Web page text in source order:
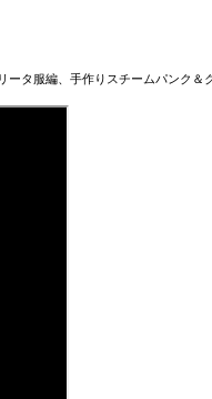
タ服編、手作りスチームパンク＆